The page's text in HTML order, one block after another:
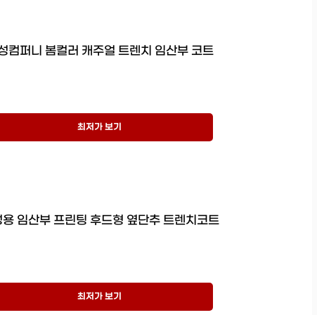
컴퍼니 봄컬러 캐주얼 트렌치 임산부 코트
최저가 보기
임산부 프린팅 후드형 옆단추 트렌치코트
최저가 보기